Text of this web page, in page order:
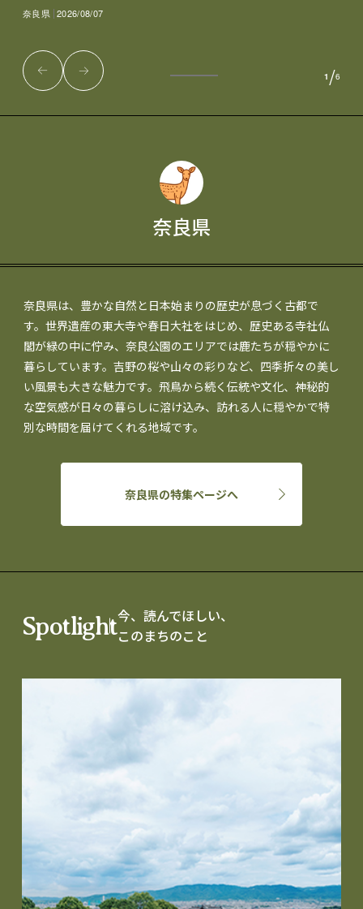
奈良県
奈良県は、豊かな自然と日本始まりの歴史が息づく古都で
す。世界遺産の東大寺や春日大社をはじめ、歴史ある寺社仏
閣が緑の中に佇み、奈良公園のエリアでは鹿たちが穏やかに
暮らしています。吉野の桜や山々の彩りなど、四季折々の美し
い風景も大きな魅力です。飛鳥から続く伝統や文化、神秘的
な空気感が日々の暮らしに溶け込み、訪れる人に穏やかで特
別な時間を届けてくれる地域です。
奈良県の特集ページへ
奈良県 2026/08/07
1 /6
Spotlight今、読んでほしい、
このまちのこと